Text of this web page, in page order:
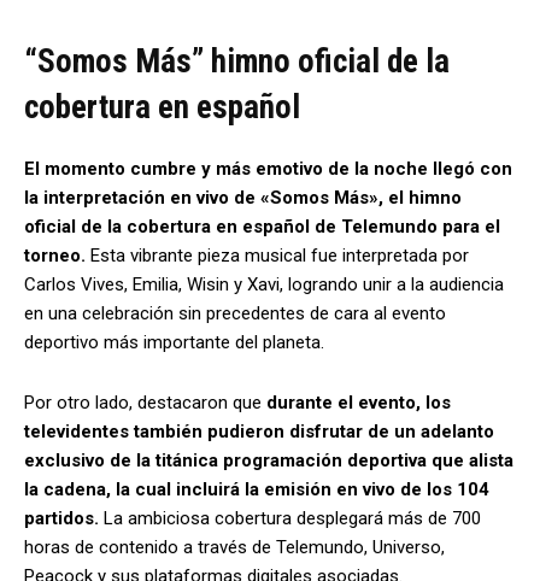
“Somos Más” himno oficial de la
cobertura en español
El momento cumbre y más emotivo de la noche llegó con
la interpretación en vivo de «Somos Más», el himno
oficial de la cobertura en español de Telemundo para el
torneo. Esta vibrante pieza musical fue interpretada por
Carlos Vives, Emilia, Wisin y Xavi, logrando unir a la audiencia
en una celebración sin precedentes de cara al evento
deportivo más importante del planeta.
Por otro lado, destacaron que durante el evento, los
televidentes también pudieron disfrutar de un adelanto
exclusivo de la titánica programación deportiva que alista
la cadena, la cual incluirá la emisión en vivo de los 104
partidos. La ambiciosa cobertura desplegará más de 700
horas de contenido a través de Telemundo, Universo,
Peacock y sus plataformas digitales asociadas.